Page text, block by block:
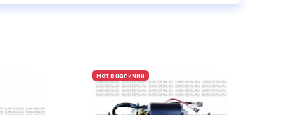
Нет в наличии